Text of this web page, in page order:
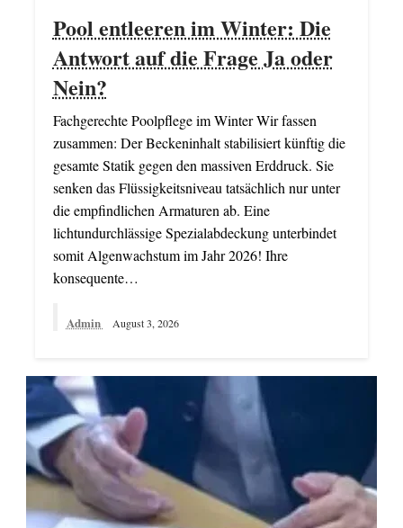
Pool entleeren im Winter: Die
Antwort auf die Frage Ja oder
Nein?
Fachgerechte Poolpflege im Winter Wir fassen
zusammen: Der Beckeninhalt stabilisiert künftig die
gesamte Statik gegen den massiven Erddruck. Sie
senken das Flüssigkeitsniveau tatsächlich nur unter
die empfindlichen Armaturen ab. Eine
lichtundurchlässige Spezialabdeckung unterbindet
somit Algenwachstum im Jahr 2026! Ihre
konsequente…
Admin August 3, 2026